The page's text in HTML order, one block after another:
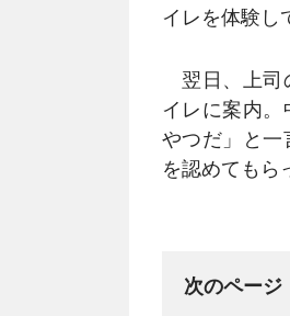
イレを体験し
翌日、上司
イレに案内
やつだ」と一
を認めてもら
次のページ